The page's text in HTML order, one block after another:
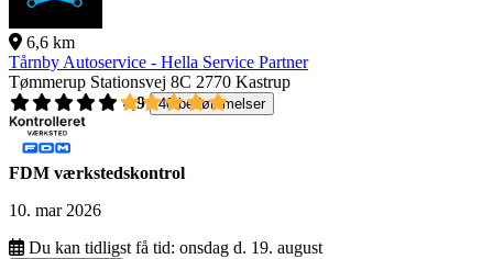
6,6 km
Tårnby Autoservice - Hella Service Partner
Tømmerup Stationsvej 8C 2770 Kastrup
4,9
40 bedømmelser
FDM værkstedskontrol
10. mar 2026
Du kan tidligst få tid: onsdag d. 19. august